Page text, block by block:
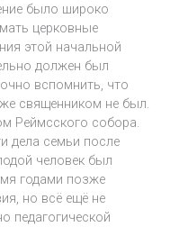
было широко
церковные
этой начальной
должен был
вспомнить, что
священником не был.
Реймсского собора.
дела семьи после
человек был
годами позже
но всё ещё не
педагогической